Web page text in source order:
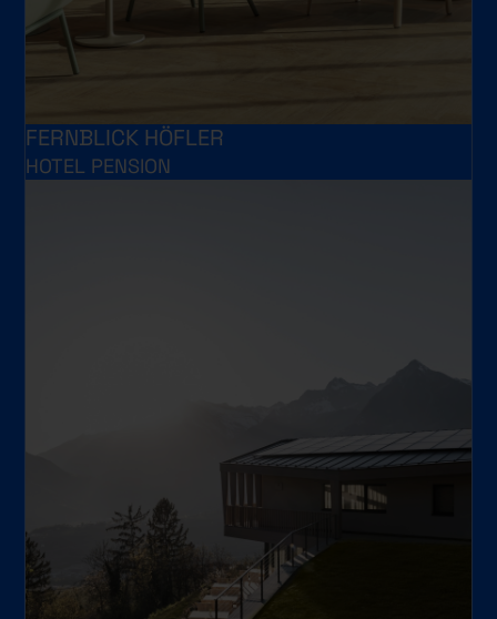
FERNBLICK HÖFLER
HOTEL PENSION